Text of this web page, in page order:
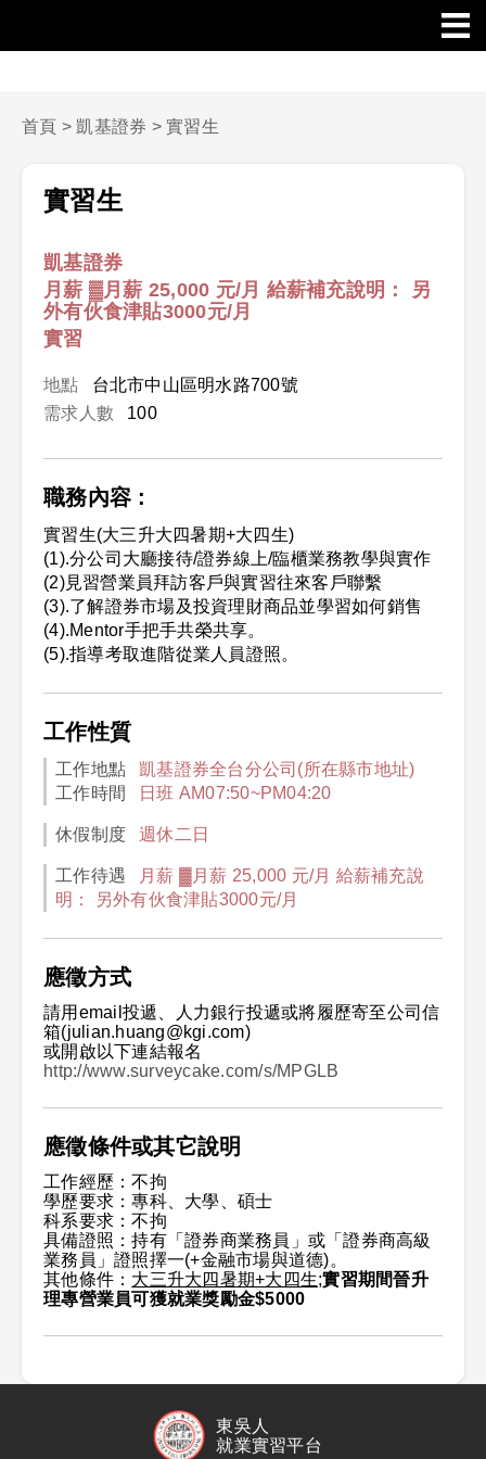
首頁 >凱基證券 > 實習生
實習生
凱基證券
月薪 ▓月薪 25,000 元/月 給薪補充說明： 另
外有伙食津貼3000元/月
實習
地點
台北市中山區明水路700號
需求人數
100
職務內容 :
實習生(大三升大四暑期+大四生)
(1).分公司大廳接待/證券線上/臨櫃業務教學與實作
(2)見習營業員拜訪客戶與實習往來客戶聯繫
(3).了解證券市場及投資理財商品並學習如何銷售
(4).Mentor手把手共榮共享。
(5).指導考取進階從業人員證照。
工作性質
工作地點
凱基證券全台分公司(所在縣市地址)
工作時間
日班 AM07:50~PM04:20
休假制度 週休二日
工作待遇
月薪 ▓月薪 25,000 元/月 給薪補充說
明： 另外有伙食津貼3000元/月
應徵方式
請用email投遞、人力銀行投遞或將履歷寄至公司信
箱(julian.huang@kgi.com)
或開啟以下連結報名
http://www.surveycake.com/s/MPGLB
應徵條件或其它說明
工作經歷：不拘
學歷要求：專科、大學、碩士
科系要求：不拘
具備證照：持有「證券商業務員」或「證券商高級
業務員」證照擇一(+金融市場與道德)。
其他條件： 大三升大四暑期+大四生;實習期間晉升
理專營業員可獲就業獎勵金$5000
東吳人
就業實習平台